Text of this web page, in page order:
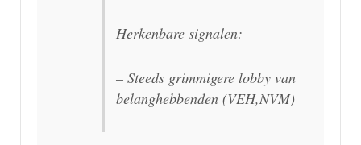
Herkenbare signalen:
– Steeds grimmigere lobby van
belanghebbenden (VEH,NVM)